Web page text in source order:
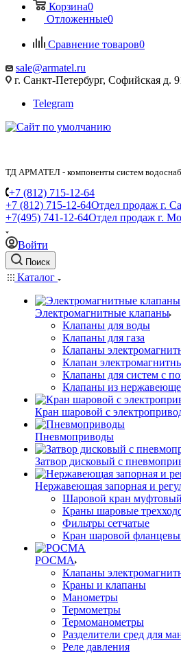
Корзина0
Отложенные0
Сравнение товаров0
sale@armatel.ru
г. Санкт-Петербург, Софийская д.
Telegram
ТД АРМАТЕЛ - компоненты систем
+7 (812) 715-12-64
+7 (812) 715-12-64Отдел продаж г.
+7(495) 741-12-64Отдел продаж г.
Войти
Поиск
Каталог
Электромагнитные клапаны
Клапаны для воды
Клапаны для газа
Клапаны
Клапан
Клапаны для систем с
Клапаны из
Кран шаровой с
Пневмоприводы
Затвор дисковый с
Нержавеющая запорная и
Шаровой кран
Краны шаровые
Фильтры сетчатые
Кран шаровой
РОСМА
Клапаны
Краны и клапаны
Манометры
Термометры
Термоманометры
Разделители сред для
Реле давления